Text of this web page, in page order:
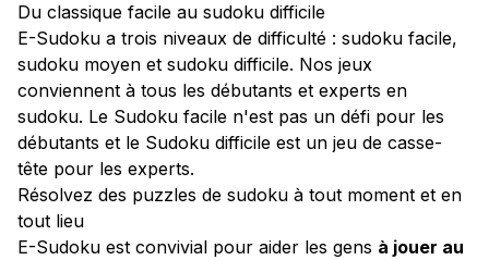
Du classique facile au sudoku difficile
E-Sudoku a trois niveaux de difficulté : sudoku facile,
sudoku moyen et sudoku difficile. Nos jeux
conviennent à tous les débutants et experts en
sudoku. Le Sudoku facile n'est pas un défi pour les
débutants et le Sudoku difficile est un jeu de casse-
tête pour les experts.
Résolvez des puzzles de sudoku à tout moment et en
tout lieu
E-Sudoku est convivial pour aider les gens à jouer au